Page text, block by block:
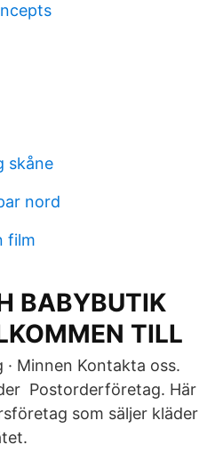
skåne
nord
film
BABYBUTIK
TILL
· Minnen Kontakta oss.
Postorderföretag. Här
som säljer kläder